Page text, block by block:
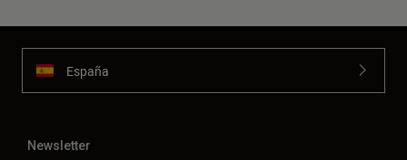
España
Newsletter